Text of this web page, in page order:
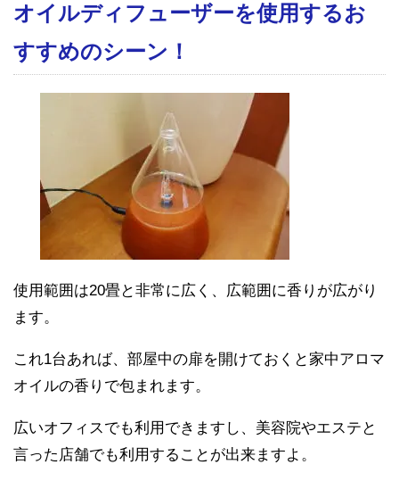
オイルディフューザーを使用するお
すすめのシーン！
使用範囲は20畳と非常に広く、広範囲に香りが広がり
ます。
これ1台あれば、部屋中の扉を開けておくと家中アロマ
オイルの香りで包まれます。
広いオフィスでも利用できますし、美容院やエステと
言った店舗でも利用することが出来ますよ。